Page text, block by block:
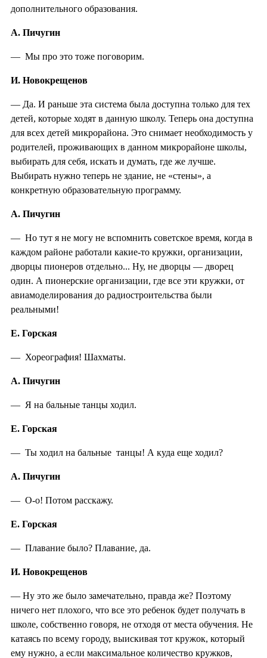
дополнительного образования.
А. Пичугин
— Мы про это тоже поговорим.
И. Новокрещенов
— Да. И раньше эта система была доступна только для тех
детей, которые ходят в данную школу. Теперь она доступна
для всех детей микрорайона. Это снимает необходимость у
родителей, проживающих в данном микрорайоне школы,
выбирать для себя, искать и думать, где же лучше.
Выбирать нужно теперь не здание, не «стены», а
конкретную образовательную программу.
А. Пичугин
— Но тут я не могу не вспомнить советское время, когда в
каждом районе работали какие-то кружки, организации,
дворцы пионеров отдельно... Ну, не дворцы — дворец
один. А пионерские организации, где все эти кружки, от
авиамоделирования до радиостроительства были
реальными!
Е. Горская
— Хореография! Шахматы.
А. Пичугин
— Я на бальные танцы ходил.
Е. Горская
— Ты ходил на бальные танцы! А куда еще ходил?
А. Пичугин
— О-о! Потом расскажу.
Е. Горская
— Плавание было? Плавание, да.
И. Новокрещенов
— Ну это же было замечательно, правда же? Поэтому
ничего нет плохого, что все это ребенок будет получать в
школе, собственно говоря, не отходя от места обучения. Не
катаясь по всему городу, выискивая тот кружок, который
ему нужно, а если максимальное количество кружков,